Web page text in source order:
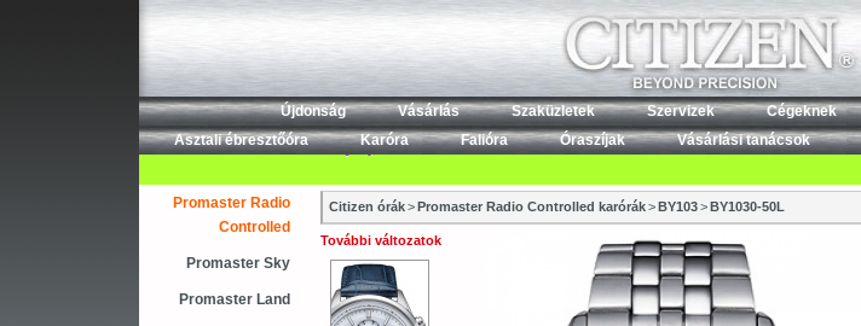
Újdonság Vásárlás Szaküzletek Szervizek Cégeknek
Asztali ébresztőóra
Karóra Falióra Óraszíjak Vásárlási tanácsok
Promaster Radio
Controlled
Promaster Sky
Promaster Land
Citizen órák > Promaster Radio Controlled karórák > BY103 > BY1030-50L
További változatok